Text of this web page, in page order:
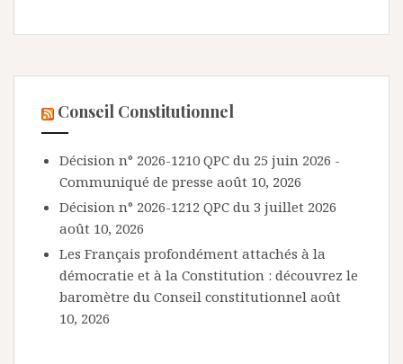
Conseil Constitutionnel
Décision n° 2026-1210 QPC du 25 juin 2026 -
Communiqué de presse août 10, 2026
Décision n° 2026-1212 QPC du 3 juillet 2026
août 10, 2026
Les Français profondément attachés à la
démocratie et à la Constitution : découvrez le
baromètre du Conseil constitutionnel août
10, 2026